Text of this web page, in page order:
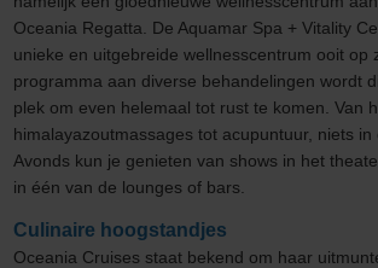
Oceania Regatta. De Aquamar Spa + Vitality
unieke en uitgebreide wellnesscentrum ooit op
programma aan diverse behandelingen wordt
plek om even helemaal tot rust te komen. Van
himalayazoutmassages tot acupuntuur, niets in
Avonds kun je genieten van shows in het
in één van de lounges of bars.
Culinaire hoogstandjes
Oceania Cruises staat bekend om haar